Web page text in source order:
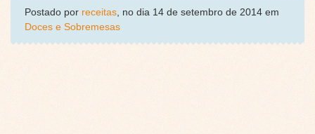
Postado por receitas, no dia 14 de setembro de 2014 em
Doces e Sobremesas